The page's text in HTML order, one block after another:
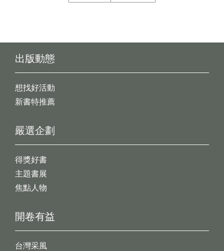
出版動態
想找好活動
新書特推薦
開卷有益
台灣采風
嚴選企劃
得獎好書
主題書展
焦點人物